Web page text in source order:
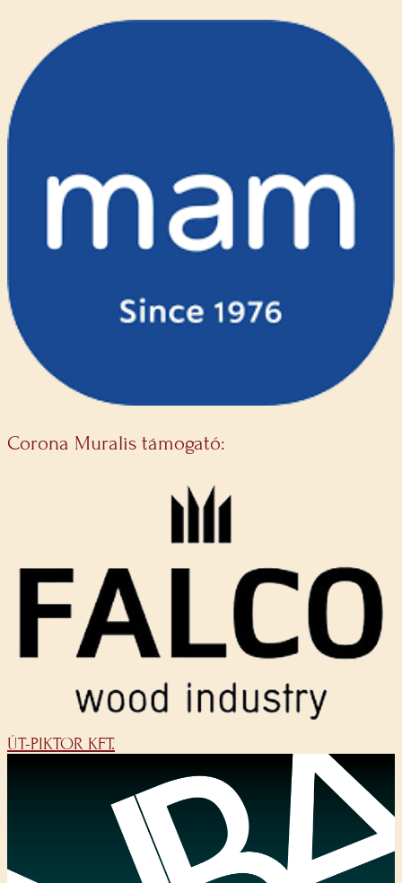
Corona Muralis támogató:
ÚT-PIKTOR KFT.